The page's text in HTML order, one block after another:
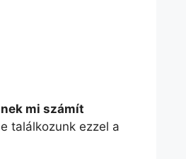
mi számít
találkozunk ezzel a